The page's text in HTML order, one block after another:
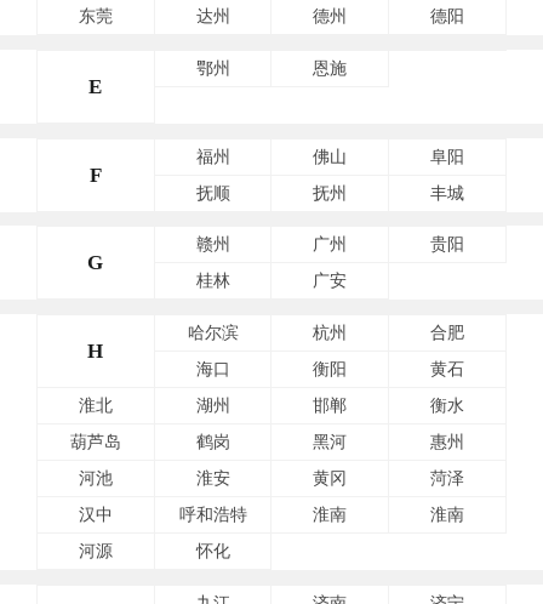
东莞
达州 德州 德阳
E
鄂州 恩施
F
福州 佛山
阜阳
抚顺
抚州 丰城
G
赣州 广州
贵阳
桂林
广安
H
哈尔滨 杭州
合肥
海口
衡阳
黄石
淮北
湖州 邯郸
衡水
葫芦岛
鹤岗 黑河
惠州
河池
淮安 黄冈
菏泽
汉中
呼和浩特 淮南
淮南
河源
怀化